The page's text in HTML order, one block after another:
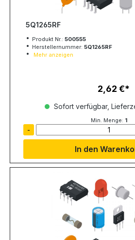
5Q1265RF
Produkt Nr.: 500555
Herstellernummer: 5Q1265RF
Mehr anzeigen
Regulärer
2,62 €
Sofort verfügbar,
Min. Menge: 1
-
In den